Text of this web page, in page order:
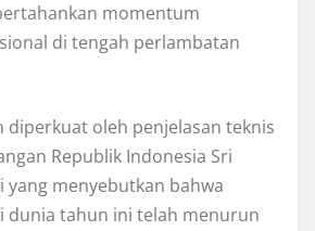
momentum
di tengah perlambatan
diperkuat oleh penjelasan teknis
Republik Indonesia Sri
yang menyebutkan bahwa
dunia tahun ini telah menurun